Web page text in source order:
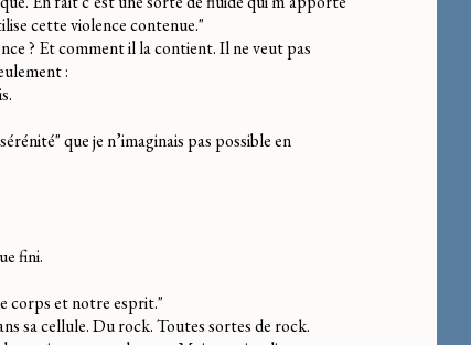
cette violence contenue."
? Et comment il la contient. Il ne veut pas
:
que je n’imaginais pas possible en
fini.
corps et notre esprit."
sa cellule. Du rock. Toutes sortes de rock.